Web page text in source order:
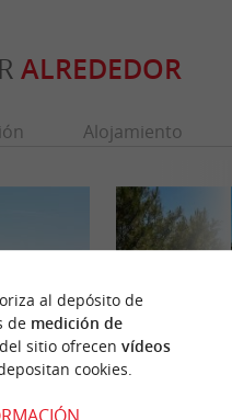
ALREDEDOR
Alojamiento
al depósito de
de medición de
sitio ofrecen vídeos
cookies.